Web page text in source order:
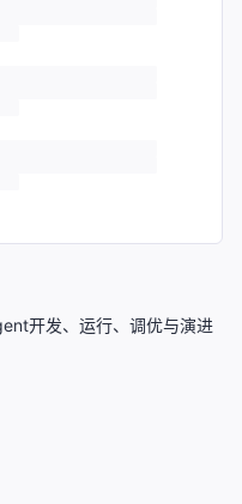
开发、运行、调优与演进